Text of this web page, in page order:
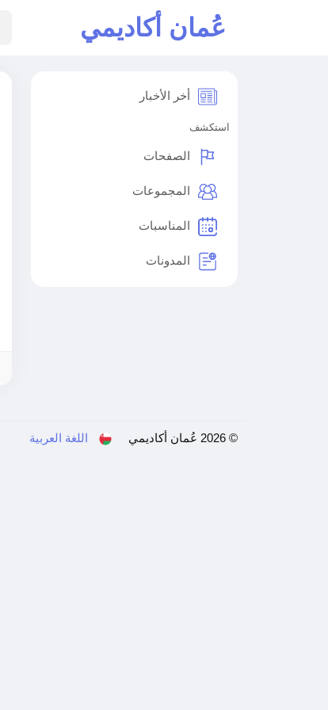
عُمان أكاديمي
أخر الأخبار
استكشف
الصفحات
المجموعات
المناسبات
المدونات
© 2026 عُمان أكاديمي اللغة العربية